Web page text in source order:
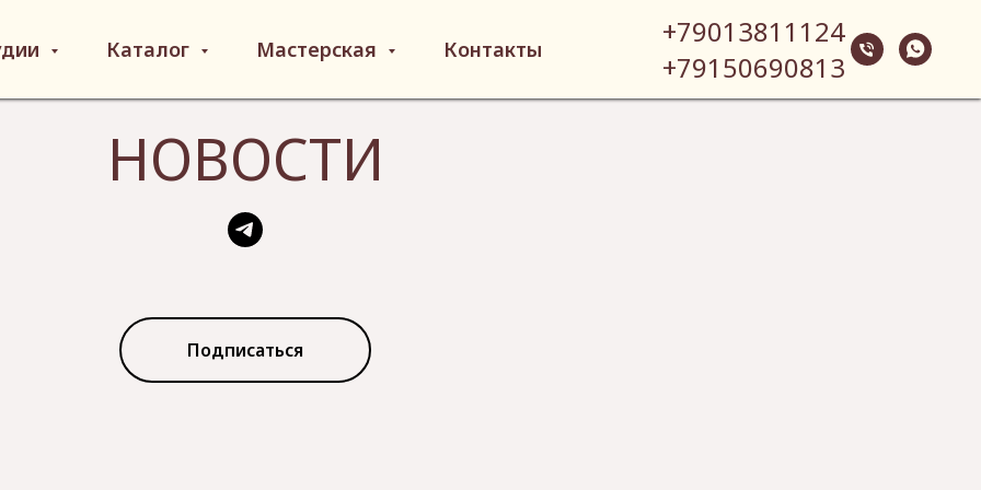
Каталог Мастерская Контакты
+79013811124
+79150690813
НОВОСТИ
Подписаться